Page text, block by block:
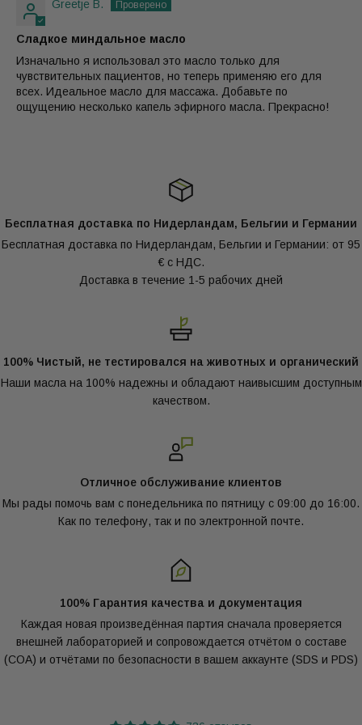
жиров. Наши натуральные ингредиенты можно
отследить до источника, и они доступны у нас по
привлекательным оптовым ценам. Кроме того, мы всегда
предоставляем все необходимые документы качества
для каждого продукта. Выбирайте надежность, качество
Свойства / характеристики
Применение
Greetje B.
Сладкое миндальное масло
Изначально я использовал это масло только для
чувствительных пациентов, но теперь применяю его для
всех. Идеальное масло для массажа. Добавьте по
ощущению несколько капель эфирного масла. Прекрасно!
Бесплатная доставка по Нидерландам, Бельгии и Германии
Бесплатная доставка по Нидерландам, Бельгии и Германии: от 95
€ с НДС.
Доставка в течение 1-5 рабочих дней
100% Чистый, не тестировался на животных и органический
Наши масла на 100% надежны и обладают наивысшим доступным
качеством.
Отличное обслуживание клиентов
Мы рады помочь вам с понедельника по пятницу с 09:00 до 16:00.
Как по телефону, так и по электронной почте.
100% Гарантия качества и документация
Каждая новая произведённая партия сначала проверяется
внешней лабораторией и сопровождается отчётом о составе
(COA) и отчётами по безопасности в вашем аккаунте (SDS и PDS)